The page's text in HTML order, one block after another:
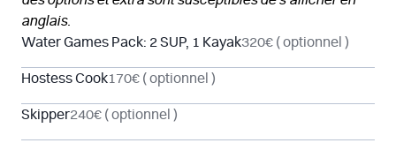
anglais.
Water Games Pack: 2 SUP, 1 Kayak320€ ( optionnel )
Hostess Cook170€ ( optionnel )
Skipper240€ ( optionnel )